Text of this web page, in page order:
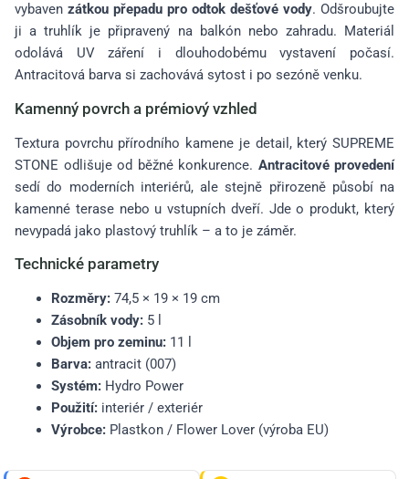
vybaven zátkou přepadu pro odtok dešťové vody. Odšroubujte
ji a truhlík je připravený na balkón nebo zahradu. Materiál
odolává UV záření i dlouhodobému vystavení počasí.
Antracitová barva si zachovává sytost i po sezóně venku.
Kamenný povrch a prémiový vzhled
Textura povrchu přírodního kamene je detail, který SUPREME
STONE odlišuje od běžné konkurence. Antracitové provedení
sedí do moderních interiérů, ale stejně přirozeně působí na
kamenné terase nebo u vstupních dveří. Jde o produkt, který
nevypadá jako plastový truhlík – a to je záměr.
Technické parametry
Rozměry: 74,5 × 19 × 19 cm
Zásobník vody: 5 l
Objem pro zeminu: 11 l
Barva: antracit (007)
Systém: Hydro Power
Použití: interiér / exteriér
Výrobce: Plastkon / Flower Lover (výroba EU)